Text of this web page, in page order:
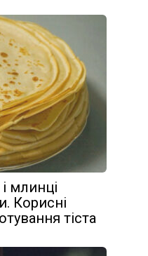
млинці
Корисні
тіста